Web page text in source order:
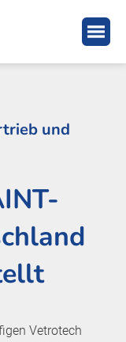
und
Vetrotech